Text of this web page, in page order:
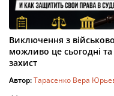
Виключення з
можливо це сьогодні
захист
Автор:Тарасенко Вера